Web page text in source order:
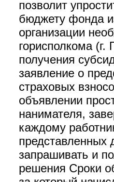
позволит
бюджету фонда
организации
горисполкома
получения
заявление о
страховых
объявлении
нанимателя,
каждому
представленных
запрашивать и
решения Сроки